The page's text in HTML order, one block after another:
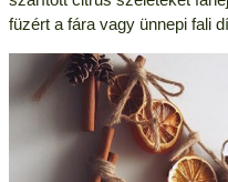
füzért a fára vagy ünnepi fali